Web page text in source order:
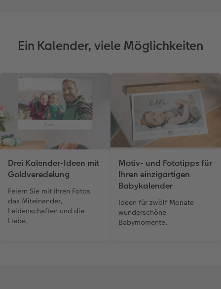
Ein Kalender, viele Möglichkeiten
Drei Kalender-Ideen mit
Goldveredelung
Feiern Sie mit Ihren Fotos
das Miteinander,
Leidenschaften und die
Liebe.
Motiv- und Fototipps für
Ihren einzigartigen
Babykalender
Ideen für zwölf Monate
wunderschöne
Babymomente.